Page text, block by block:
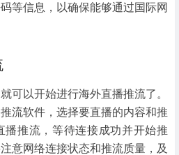
等信息，以确保能够通过国际网
可以开始进行海外直播推流了。
流软件，选择要直播的内容和推
播推流，等待连接成功并开始推
意网络连接状态和推流质量，及